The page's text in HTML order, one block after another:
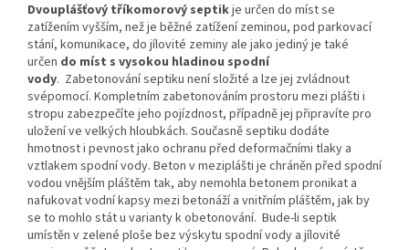
Dvouplášťový tříkomorový septikje určen do míst se
zatížením vyšším, než je běžné zatížení zeminou, pod parkovací
stání, komunikace, do jílovité zeminy ale jako jediný je také
určen do míst s vysokou hladinou spodní
vody. Zabetonování septiku není složité a lze jej zvládnout
svépomocí. Kompletním zabetonováním prostoru mezi plášti i
stropu zabezpečíte jeho pojízdnost, případně jej připravíte pro
uložení ve velkých hloubkách. Současně septiku dodáte
hmotnost i pevnost jako ochranu před deformačními tlaky a
vztlakem spodní vody. Beton v meziplášti je chráněn před spodní
vodou vnějším pláštěm tak, aby nemohla betonem pronikat a
nafukovat vodní kapsy mezi betonáží a vnitřním pláštěm, jak by
se to mohlo stát u varianty k obetonování. Bude-li septik
umístěn v zelené ploše bez výskytu spodní vody a jílovité